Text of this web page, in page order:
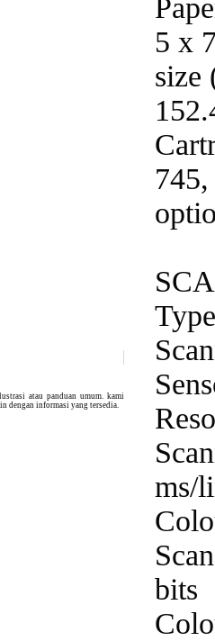
atau panduan umum. kami
dengan informasi yang tersedia.
5 x
size
ms/
bits